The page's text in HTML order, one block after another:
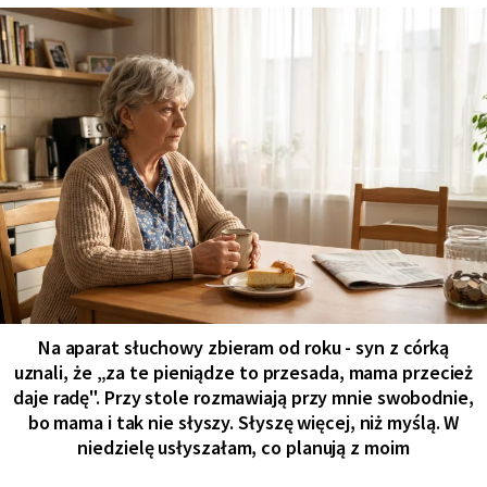
Na aparat słuchowy zbieram od roku - syn z córką
uznali, że „za te pieniądze to przesada, mama przecież
daje radę". Przy stole rozmawiają przy mnie swobodnie,
bo mama i tak nie słyszy. Słyszę więcej, niż myślą. W
niedzielę usłyszałam, co planują z moim